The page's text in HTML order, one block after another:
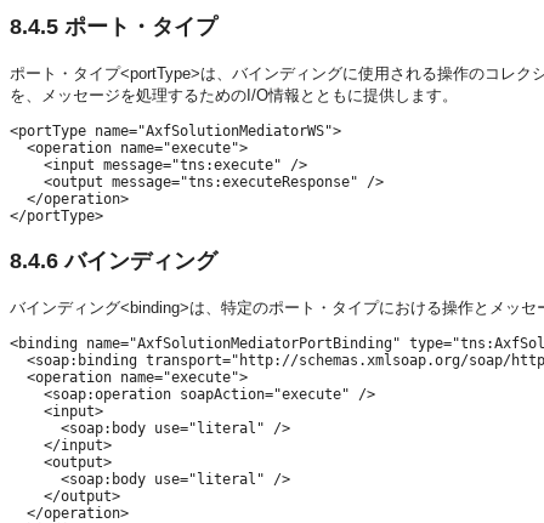
8.4.5 ポート・タイプ
ポート・タイプ<portType>は、バインディングに使用される操作のコレ
を、メッセージを処理するためのI/O情報とともに提供します。
<portType name="AxfSolutionMediatorWS">
  <operation name="execute">
    <input message="tns:execute" />
    <output message="tns:executeResponse" />
  </operation>
8.4.6 バインディング
バインディング<binding>は、特定のポート・タイプにおける操作とメッ
<binding name="AxfSolutionMediatorPortBinding"
<soap:binding transport="http://schemas.xmlsoap.org/soap/
  <operation name="execute">
    <soap:operation soapAction="execute" />
    <input>
      <soap:body use="literal" />
    </input>
    <output>
      <soap:body use="literal" />
    </output>
  </operation>